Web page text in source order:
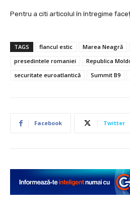
Pentru a citi articolul în întregime
TAGS flancul estic Marea Neagră
presedintele romaniei
Republica
securitate euroatlantică
Summit B9
Facebook Twitter